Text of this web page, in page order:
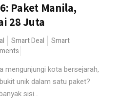
Paket Manila,
28 Juta
Smart Deal
Smart
mengunjungi kota bersejarah,
unik dalam satu paket?
sisi...